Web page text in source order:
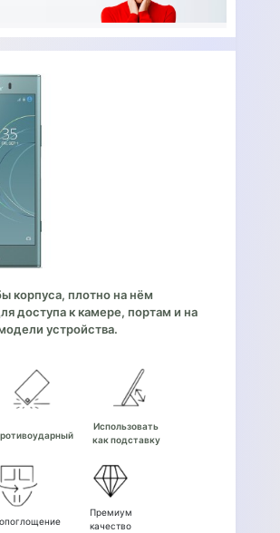
корпуса, плотно на нём
доступа к камере, портам и на
устройства.
Использовать
как подставку
Премиум
качество